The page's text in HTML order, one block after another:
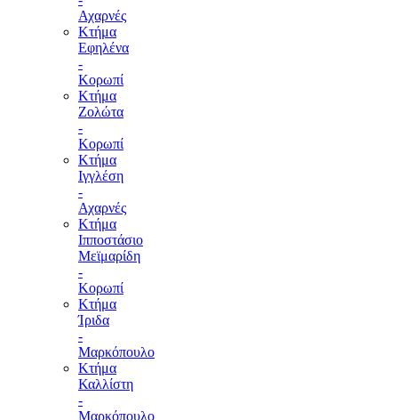
Αχαρνές
Κτήμα
Εφηλένα
-
Κορωπί
Κτήμα
Ζολώτα
-
Κορωπί
Κτήμα
Ιγγλέση
-
Αχαρνές
Κτήμα
Ιπποστάσιο
Μεϊμαρίδη
-
Κορωπί
Κτήμα
Ίριδα
-
Μαρκόπουλο
Κτήμα
Καλλίστη
-
Μαρκόπουλο